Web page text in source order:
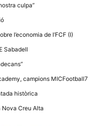
culpa”
l’economia de l’FCF (I)
Sabadell
campions MICFootball7
històrica
Creu Alta
són
necessàries
tècnic de la
Recopilem
estadístiques
anònima d'ús